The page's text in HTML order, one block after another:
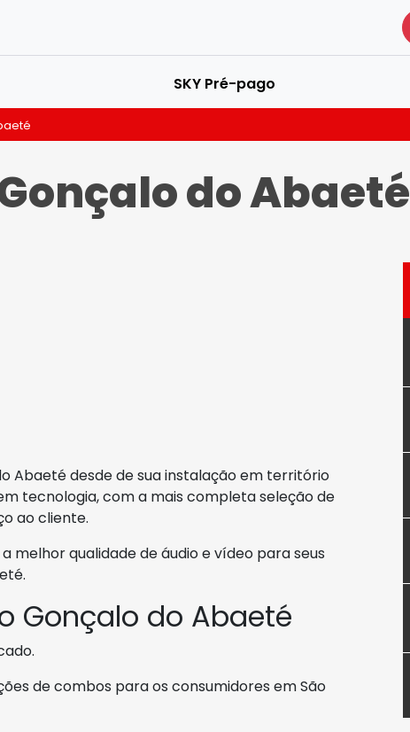
SKY Pré-pago
do Abaeté
Abaeté desde de sua instalação em território
tecnologia, com a mais completa seleção de
ao cliente.
melhor qualidade de áudio e vídeo para seus
Gonçalo do Abaeté
de combos para os consumidores em São